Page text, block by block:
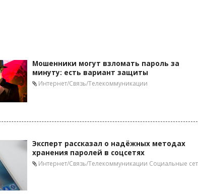
Мошенники могут взломать пароль за
минуту: есть вариант защиты
Интернет/Связь/Телекоммуникации
Эксперт рассказал о надёжных методах
хранения паролей в соцсетях
Интернет/Связь/Телекоммуникации Социальные